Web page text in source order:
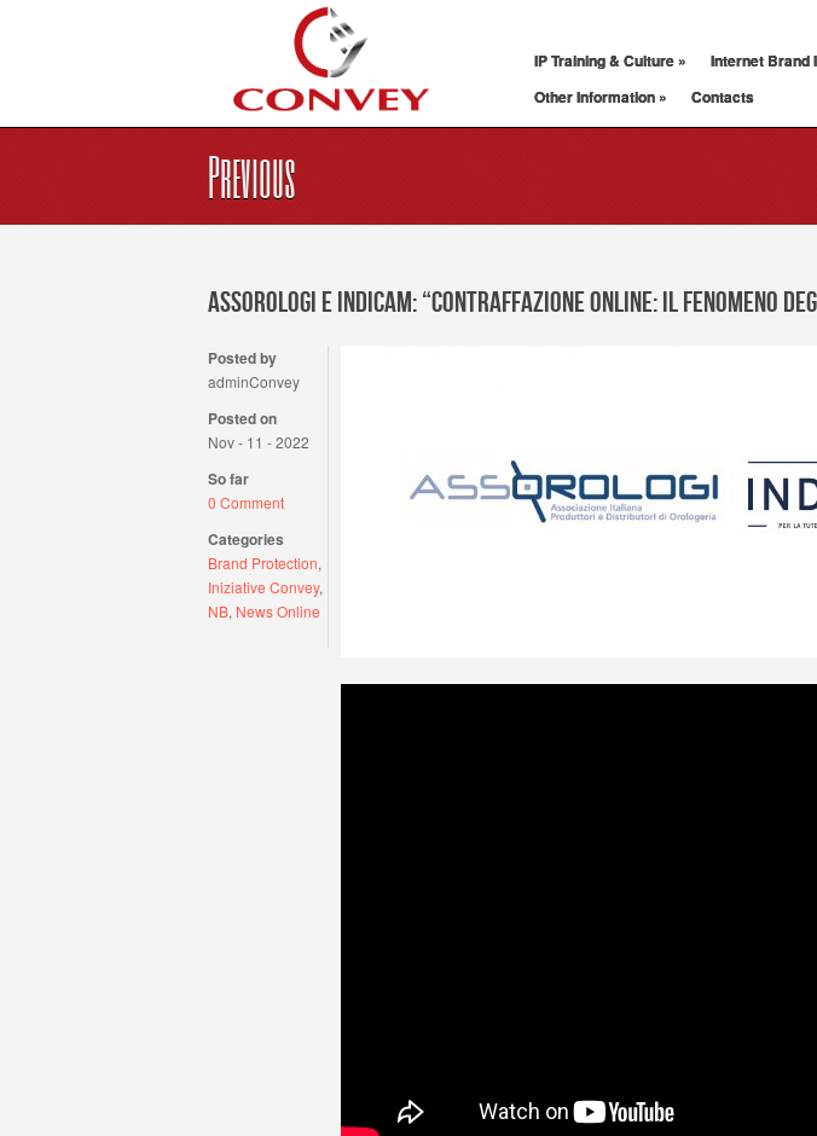
IP Training & Culture » Internet Brand
Other Information » Contacts
Previous
Assorologi e INDICAM: “Contraffazione online: il fenomeno
Posted by
adminConvey
Posted on
Nov - 11 - 2022
So far
0 Comment
Categories
Brand Protection,
Iniziative Convey,
NB, News Online